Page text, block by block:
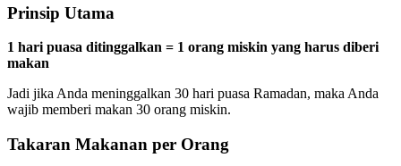
Prinsip Utama
1 hari puasa ditinggalkan = 1 orang miskin yang harus diberi
makan
Jadi jika Anda meninggalkan 30 hari puasa Ramadan, maka Anda
wajib memberi makan 30 orang miskin.
Takaran Makanan per Orang